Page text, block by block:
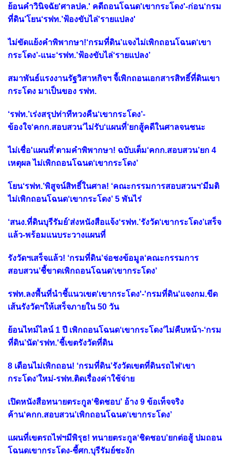
ย้อนคำวินิจฉัย'ศาลปค.' คดีถอนโฉนด'เขากระโดง'-ก่อน‘กรม
ที่ดิน’โยน‘รฟท.’ฟ้องขับไล่'รายแปลง'
ไม่ขัดแย้งคำพิพากษา!‘กรมที่ดิน’แจงไม่เพิกถอนโฉนด‘เขา
กระโดง’-แนะ‘รฟท.’ฟ้องขับไล่‘รายแปลง’
สมาพันธ์แรงงานรัฐวิสาหกิจฯ จี้เพิกถอนเอกสารสิทธิ์ที่ดินเขา
กระโดง มาเป็นของ รฟท.
‘รฟท.’เร่งสรุปท่าทีทวงคืน‘เขากระโดง’-
ข้องใจ‘คกก.สอบสวน’ไม่รับ‘แผนที่’ยกสู้คดีในศาลจนชนะ
ไม่เชื่อ'แผนที่'ตามคำพิพากษา! ฉบับเต็ม‘คกก.สอบสวน’ยก 4
เหตุผล ไม่เพิกถอนโฉนด‘เขากระโดง’
โยน‘รฟท.’พิสูจน์สิทธิ์ในศาล! ‘คณะกรรมการสอบสวนฯ’มีมติ
ไม่เพิกถอนโฉนด‘เขากระโดง’ 5 พันไร่
‘สนง.ที่ดินบุรีรัมย์’ส่งหนังสือแจ้ง‘รฟท.’รังวัด‘เขากระโดง’เสร็จ
แล้ว-พร้อมแนบระวางแผนที่
รังวัดฯเสร็จแล้ว! ‘กรมที่ดิน’จ่อชงข้อมูล‘คณะกรรมการ
สอบสวน’ชี้ขาดเพิกถอนโฉนด‘เขากระโดง’
รฟท.ลงพื้นที่นำชี้แนวเขต'เขากระโดง'-'กรมที่ดิน'แจงกม.ขีด
เส้นรังวัดฯให้เสร็จภายใน 50 วัน
ย้อนไทม์ไลน์ 1 ปี เพิกถอนโฉนด‘เขากระโดง’ไม่คืบหน้า-‘กรม
ที่ดิน’นัด'รฟท.'ชี้เขตรังวัดที่ดิน
8 เดือนไม่เพิกถอน! ‘กรมที่ดิน’รังวัดเขตที่ดินรถไฟ‘เขา
กระโดง’ใหม่-รฟท.ติดเรื่องค่าใช้จ่าย
เปิดหนังสือทนายตระกูล‘ชิดชอบ’ อ้าง 9 ข้อเท็จจริง
ค้าน‘คกก.สอบสวน’เพิกถอนโฉนด‘เขากระโดง’
แผนที่เขตรถไฟฯมีพิรุธ! ทนายตระกูล‘ชิดชอบ’ยกต่อสู้ ปมถอน
โฉนดเขากระโดง-ชี้ศก.บุรีรัมย์ชะงัก